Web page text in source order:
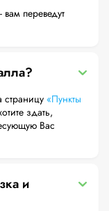
переведут
«Пункты
здать,
и